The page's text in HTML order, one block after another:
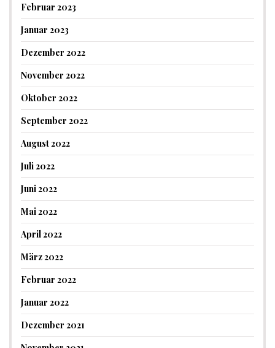
Februar 2023
Januar 2023
Dezember 2022
November 2022
Oktober 2022
September 2022
August 2022
Juli 2022
Juni 2022
Mai 2022
April 2022
März 2022
Februar 2022
Januar 2022
Dezember 2021